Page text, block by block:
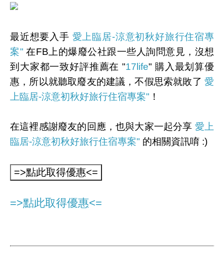
最近想要入手 愛上臨居-涼意初秋好旅行住宿專
案" 在FB上的爆廢公社跟一些人詢問意見，沒想
到大家都一致好評推薦在 "17life" 購入最划算優
惠，所以就聽取廢友的建議，不假思索就敗了 愛
上臨居-涼意初秋好旅行住宿專案" ！
在這裡感謝廢友的回應，也與大家一起分享 愛上
臨居-涼意初秋好旅行住宿專案" 的相關資訊唷 :)
=>點此取得優惠<=